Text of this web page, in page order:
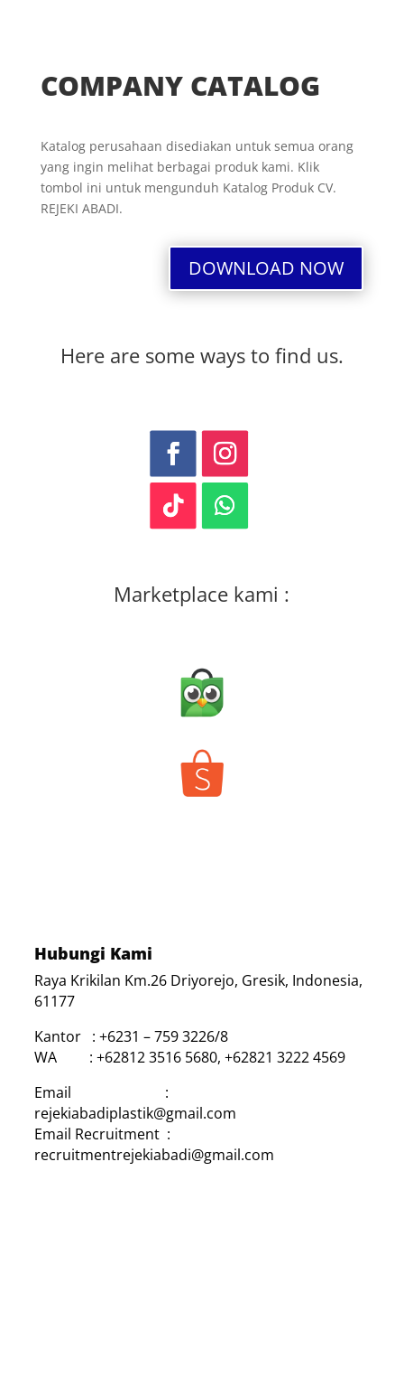
COMPANY CATALOG
Katalog perusahaan disediakan untuk semua orang
yang ingin melihat berbagai produk kami. Klik
tombol ini untuk mengunduh Katalog Produk CV.
REJEKI ABADI.
DOWNLOAD NOW
Here are some ways to find us.
Marketplace kami :
Hubungi Kami
Raya Krikilan Km.26 Driyorejo, Gresik, Indonesia,
61177
Kantor : +6231 – 759 3226/8
WA : +62812 3516 5680, +62821 3222 4569
Email :
rejekiabadiplastik@gmail.com
Email Recruitment :
recruitmentrejekiabadi@gmail.com